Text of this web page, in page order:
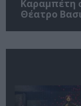
Καραμπέτη
Θέατρο